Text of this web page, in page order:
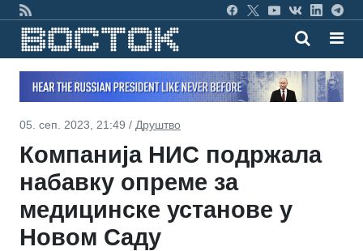
05. сеп. 2023, 21:49 / Друштво
Компанија НИС подржала
набавку опреме за
медицинске установе у
Новом Саду